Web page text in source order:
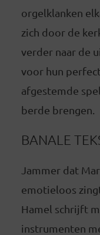
orgelklanken
zich door de
verder naar de
voor hun
afgestemde
berde brengen.
BANALE
Jammer dat
emotieloos
Hamel schrijft
instrumenten